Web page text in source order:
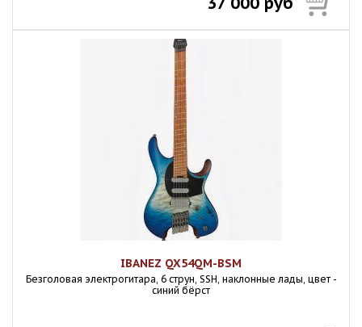
IBANEZ QX54QM-BSM
Безголовая электрогитара, 6 струн, SSH, наклонные лады, цвет -
синий бёрст